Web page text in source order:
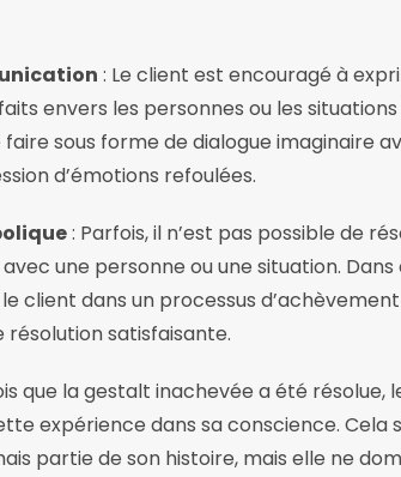
: Le client est encouragé à
envers les personnes ou les
sous forme de dialogue imaginaire
d’émotions refoulées.
: Parfois, il n’est pas possible de
une personne ou une situation. Dans
client dans un processus
satisfaisante.
que la gestalt inachevée a été résolue,
expérience dans sa conscience. Cela
partie de son histoire, mais elle ne